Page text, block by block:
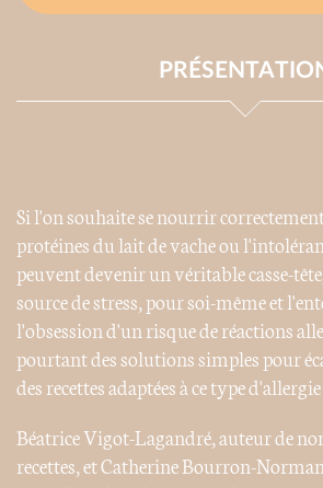
Si l'on souhaite se nourrir
protéines du lait de vache ou
peuvent devenir un véritable casse-
source de stress, pour soi-même et
l'obsession d'un risque de réactions
pourtant des solutions simples pour
des recettes adaptées à ce type
Béatrice Vigot-Lagandré, auteur de
recettes, et Catherine Bourron-